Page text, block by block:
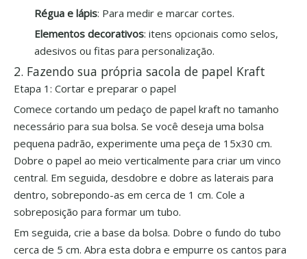
Régua e lápis: Para medir e marcar cortes.
Elementos decorativos: itens opcionais como selos,
adesivos ou fitas para personalização.
2. Fazendo sua própria sacola de papel Kraft
Etapa 1: Cortar e preparar o papel
Comece cortando um pedaço de papel kraft no tamanho
necessário para sua bolsa. Se você deseja uma bolsa
pequena padrão, experimente uma peça de 15x30 cm.
Dobre o papel ao meio verticalmente para criar um vinco
central. Em seguida, desdobre e dobre as laterais para
dentro, sobrepondo-as em cerca de 1 cm. Cole a
sobreposição para formar um tubo.
Em seguida, crie a base da bolsa. Dobre o fundo do tubo
cerca de 5 cm. Abra esta dobra e empurre os cantos para